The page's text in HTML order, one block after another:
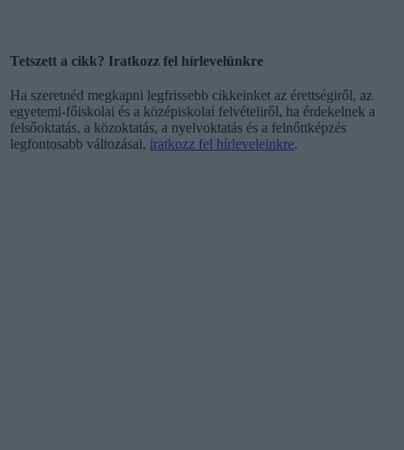
Tetszett a cikk? Iratkozz fel hírlevelünkre
Ha szeretnéd megkapni legfrissebb cikkeinket az érettségiről, az
egyetemi-főiskolai és a középiskolai felvételiről, ha érdekelnek a
felsőoktatás, a közoktatás, a nyelvoktatás és a felnőttképzés
legfontosabb változásai, iratkozz fel hírleveleinkre.